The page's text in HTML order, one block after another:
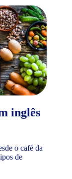
inglês
o café da
de